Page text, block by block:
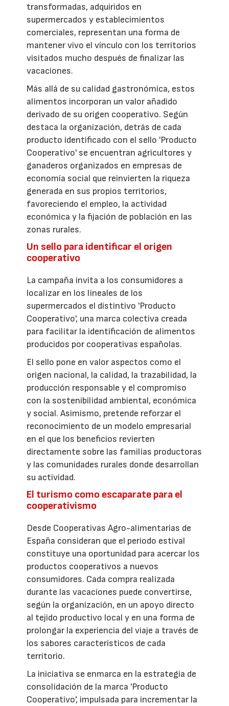
transformadas, adquiridos en
supermercados y establecimientos
comerciales, representan una forma de
mantener vivo el vínculo con los territorios
visitados mucho después de finalizar las
vacaciones.
Más allá de su calidad gastronómica, estos
alimentos incorporan un valor añadido
derivado de su origen cooperativo. Según
destaca la organización, detrás de cada
producto identificado con el sello 'Producto
Cooperativo' se encuentran agricultores y
ganaderos organizados en empresas de
economía social que reinvierten la riqueza
generada en sus propios territorios,
favoreciendo el empleo, la actividad
económica y la fijación de población en las
zonas rurales.
Un sello para identificar el origen
cooperativo
La campaña invita a los consumidores a
localizar en los lineales de los
supermercados el distintivo 'Producto
Cooperativo', una marca colectiva creada
para facilitar la identificación de alimentos
producidos por cooperativas españolas.
El sello pone en valor aspectos como el
origen nacional, la calidad, la trazabilidad, la
producción responsable y el compromiso
con la sostenibilidad ambiental, económica
y social. Asimismo, pretende reforzar el
reconocimiento de un modelo empresarial
en el que los beneficios revierten
directamente sobre las familias productoras
y las comunidades rurales donde desarrollan
su actividad.
El turismo como escaparate para el
cooperativismo
Desde Cooperativas Agro-alimentarias de
España consideran que el periodo estival
constituye una oportunidad para acercar los
productos cooperativos a nuevos
consumidores. Cada compra realizada
durante las vacaciones puede convertirse,
según la organización, en un apoyo directo
al tejido productivo local y en una forma de
prolongar la experiencia del viaje a través de
los sabores característicos de cada
territorio.
La iniciativa se enmarca en la estrategia de
consolidación de la marca 'Producto
Cooperativo', impulsada para incrementar la